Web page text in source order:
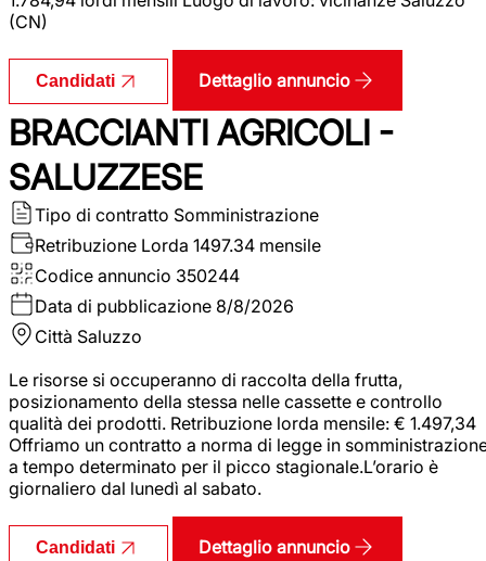
(CN)
Candidati Dettaglio annuncio
BRACCIANTI AGRICOLI -
SALUZZESE
Tipo di contratto Somministrazione
Retribuzione Lorda 1497.34 mensile
Codice annuncio 350244
Data di pubblicazione 8/8/2026
Città Saluzzo
Le risorse si occuperanno di raccolta della frutta,
posizionamento della stessa nelle cassette e controllo
qualità dei prodotti. Retribuzione lorda mensile: € 1.497,34
Offriamo un contratto a norma di legge in
a tempo determinato per il picco stagionale.L’orario è
giornaliero dal lunedì al sabato.
Candidati Dettaglio annuncio